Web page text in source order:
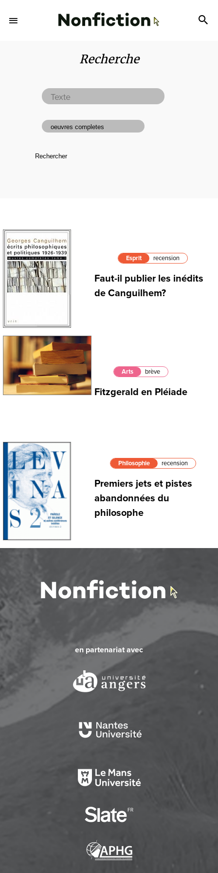
Recherche
Esprit recension
Faut-il publier les inédits
de Canguilhem?
Arts brève
Fitzgerald en Pléiade
Philosophie recension
Premiers jets et pistes
abandonnées du
philosophe
en partenariat avec